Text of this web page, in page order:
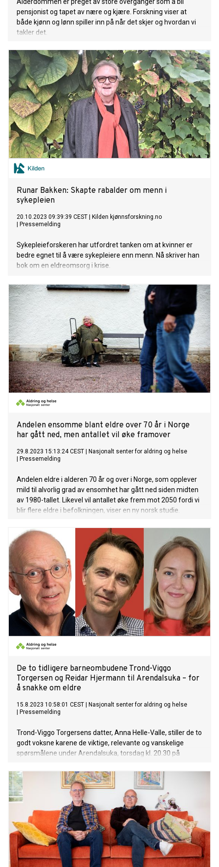
Alderdommen er preget av store overganger som å bli
pensjonist og tapet av nære og kjære. Forskning viser at
både kjønn og lønn spiller inn på når det skjer og hvordan vi
takler det.
Runar Bakken: Skapte rabalder om menn i
sykepleien
20.10.2023 09:39:39 CEST
Kilden kjønnsforskning.no
Pressemelding
Sykepleieforskeren har utfordret tanken om at kvinner er
bedre egnet til å være sykepleiere enn menn. Nå skriver han
bok om en eldreomsorg i krise.
Andelen ensomme blant eldre over 70 år i Norge
har gått ned, men antallet vil øke framover
29.8.2023 15:13:24 CEST
Nasjonalt senter for aldring og helse
Pressemelding
Andelen eldre i alderen 70 år og over i Norge, som opplever
mild til alvorlig grad av ensomhet har gått ned siden midten
av 1980-tallet. Likevel vil antallet øke frem mot 2050 fordi vi
blir flere eldre i befolkningen, viser en ny norsk studie.
De to tidligere barneombudene Trond-Viggo
Torgersen og Reidar Hjermann til Arendalsuka – for
å snakke om eldre
15.8.2023 10:58:01 CEST
Nasjonalt senter for aldring og helse
Pressemelding
Trond-Viggo Torgersens datter, Anna Helle-Valle, stiller de to
godt voksne karene de viktige, relevante og vanskelige
spørsmålene under Arendalsuka, torsdag kl. 20.30 på